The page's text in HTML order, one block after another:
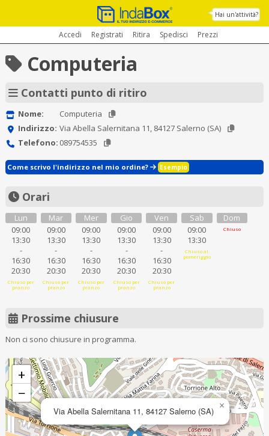
Hai un'attività?
Accedi Registrati Ritira Spedisci Prezzi
Computeria
Contatti punto di ritiro
Nome:
Computeria
Indirizzo: Via Abella Salernitana 11, 84127 Salerno (SA)
Telefono: 089754535
Come scrivo l'indirizzo nel mio ordine? Esempio
Orari
Lun
09:00
13:30
-
16:30
20:30
Chiuso per
pranzo
Mar
09:00
13:30
-
16:30
20:30
Chiuso per
pranzo
Mer
09:00
13:30
-
16:30
20:30
Chiuso per
pranzo
Gio
09:00
13:30
-
16:30
20:30
Chiuso per
pranzo
Ven
09:00
13:30
-
16:30
20:30
Chiuso per
pranzo
Sab
09:00
13:30
Chiuso al
pomeriggio
Dom
Chiuso
Prossime chiusure
Non ci sono chiusure in programma.
Via Abella Salernitana 11, 84127 Salerno (SA) ×
+
−